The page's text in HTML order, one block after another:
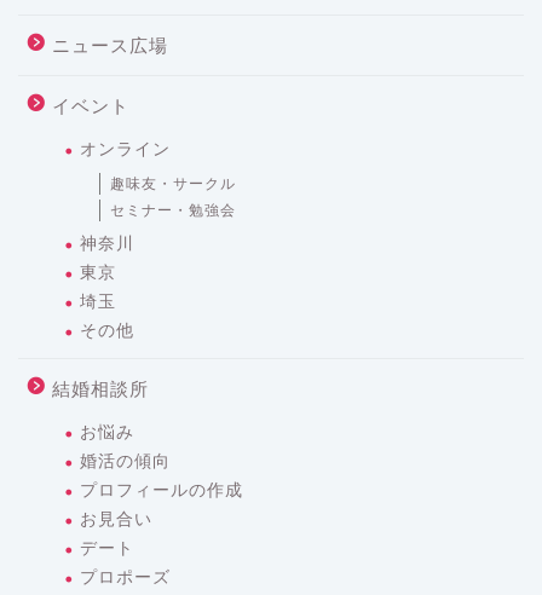
ニュース広場
イベント
オンライン
趣味友・サークル
セミナー・勉強会
神奈川
東京
埼玉
その他
結婚相談所
お悩み
婚活の傾向
プロフィールの作成
お見合い
デート
プロポーズ